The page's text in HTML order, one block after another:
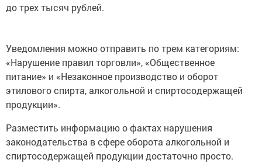
до трех тысяч рублей.
Уведомления можно отправить по трем категориям:
«Нарушение правил торговли», «Общественное
питание» и «Незаконное производство и оборот
этилового спирта, алкогольной и спиртосодержащей
продукции».
Разместить информацию о фактах нарушения
законодательства в сфере оборота алкогольной и
спиртосодержащей продукции достаточно просто.